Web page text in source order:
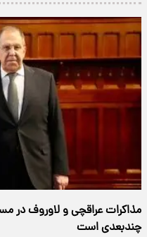
مذاکرات عراقچی و لاوروف در
چندبعدی است